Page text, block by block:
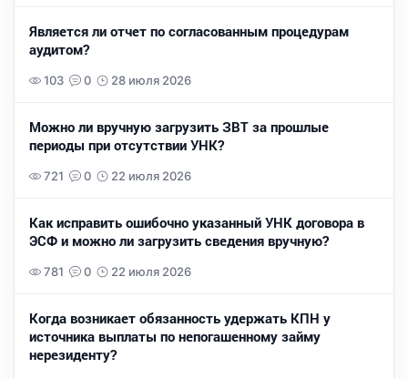
Является ли отчет по согласованным процедурам
аудитом?
103 0 28 июля 2026
Можно ли вручную загрузить ЗВТ за прошлые
периоды при отсутствии УНК?
721 0 22 июля 2026
Как исправить ошибочно указанный УНК договора в
ЭСФ и можно ли загрузить сведения вручную?
781 0 22 июля 2026
Когда возникает обязанность удержать КПН у
источника выплаты по непогашенному займу
нерезиденту?